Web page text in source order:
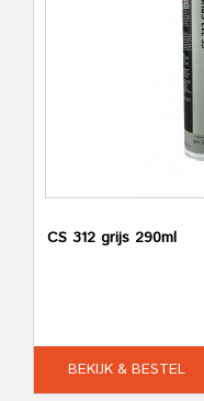
CS 312 grijs 290ml
BEKIJK & BESTEL